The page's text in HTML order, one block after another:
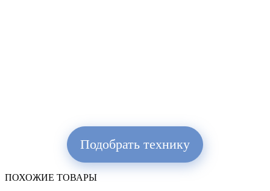
Подобрать технику
ПОХОЖИЕ ТОВАРЫ